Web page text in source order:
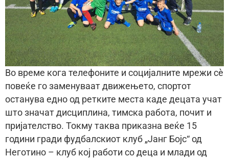
Во време кога телефоните и социјалните мрежи сè
повеќе го заменуваат движењето, спортот
останува едно од ретките места каде децата учат
што значат дисциплина, тимска работа, почит и
пријателство. Токму таква приказна веќе 15
години гради фудбалскиот клуб „Јанг Бојс“ од
Неготино – клуб кој работи со деца и млади од